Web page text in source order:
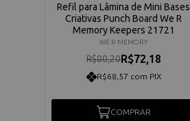
Refil para Lâmina de Mini Bases
Criativas Punch Board We R
Memory Keepers 21721
WE R MEMORY
R$80,20R$72,18
R$68,57 com PIX
COMPRAR